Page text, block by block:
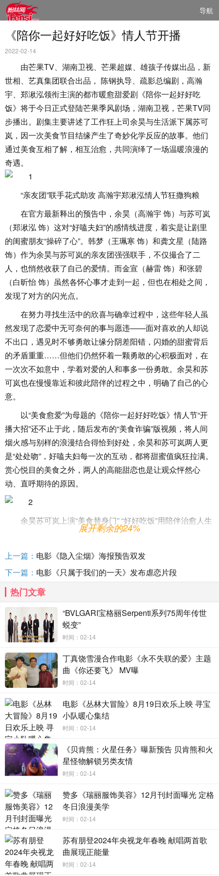
导航
《陪你一起好好吃饭》情人节开播
2022-02-14
由芒果TV、湖南卫视、芒果超媒、雄孩子传媒出品，新
世相、艺真集团联合出品， 陈钢执导、疏影总编剧，高瀚
宇、郑湫泓领衔主演的都市暖愈甜爱剧《陪你一起好好吃
饭》将于今日正式登陆芒果季风剧场，湖南卫视，芒果TV同
步播出。剧集主要讲述了工作狂上司余昊与生活派下属苏可
岚，因一次美食节目结缘产生了奇妙化学反应的故事。他们
通过美食互相了解，相互治愈，共同演绎了一场温暖浪漫的
奇遇。
“亲友团”联手花式助攻 高瀚宇郑湫泓情人节狂撒狗粮
在官方最新释出的预告中，余昊（高瀚宇 饰）与苏可岚
（郑湫泓 饰）这对“好嗑夫妇”的感情线进度，着实是让剧里
的闺蜜朋友“操碎了心”。韩梦（王珮寒 饰）和龚文星（陆路
饰）作为余昊与苏可岚的亲友团强强联手，不仅撮合了二
人，也悄然收获了自己的爱情。而金宣（赫雷 饰）和张碧
（白昕怡 饰）虽然各怀心事才走到一起，但也在相处之间，
发现了对方的闪光点。
在努力寻找生活中的欣喜与确幸过程中，这些年轻人虽
然发现了恋爱中无可奈何的事与愿违——面对喜欢的人却说
不出口，遇见时不够勇敢让缘分阴差阳错，闪婚的甜蜜背后
的矛盾重重……但他们仍然怀着一颗勇敢的心积极面对，在
一次次不如意中，学着对爱的人和事多一份勇敢。余昊和苏
可岚也在慢慢靠近和彼此陪伴的过程之中，明确了自己的心
意。
以“美食愈爱”为母题的《陪你一起好好吃饭》情人节“开
播大招”还不止于此，随后发布的“美食诈骗”版视频，将人间
烟火感与别样的浪漫结合得恰到好处，余昊和苏可岚两人更
是“处处吻”，好嗑夫妇每一次的互动，都将甜蜜值疯狂拉满。
赏心悦目的美食之外，两人的高能甜恋也是让观众怦然心
动、直呼期待的原因。
余昊苏可岚上演“美食替身门” “好好吃饭”用陪伴治愈人生
替身做菜，而让自己的公司陷入了前所未有的公关困境，
《陪你一起好好吃饭》就以这场“美食替身门”所引发的奇妙相
遇展开。一个是公司上下人人畏之的“超载工作狂”苦瓜总裁，
另一个则是坚定“好好吃饭”决心的职场生活派第一人，余昊和
苏可岚这两个从性格到习惯截然不同的人，原本只是毫无交
集的上司与下属，现在却成为了这场危机中，唯一能彼此信
任的队友，为了平息这场公司危机，他们将会如何做出选
最重要的不是吃什么，而是和谁一起吃。有陪伴在身旁
的人，即使是最简单方便的料理，也会有独特的记忆的味
启暖胃治愈的美味旅程，锁定每周一、二22:00湖南卫视、芒
果TV，陪你一起好好吃饭！
展开剩余的24%
上一篇： 电影《隐入尘烟》海报预告双发
下一篇： 电影《只属于我们的一天》发布虐恋片段
热门文章
“BVLGARI宝格丽Serpenti系列75周年传世
蜕变”
时间：02-14
丁真饶雪漫合作电影《永不失联的爱》主题
曲《你还要飞》 MV曝
时间：02-14
电影《丛林大冒险》8月19日欢乐上映 寻宝
小队暖心集结
时间：02-14
《贝肯熊：火星任务》曝新预告 贝肯熊和火
星怪物解锁另类友情
时间：02-14
赞多《瑞丽服饰美容》12月刊封面曝光 定格
冬日浪漫美学
时间：02-14
苏有朋登2024年央视龙年春晚 献唱两首歌
曲展现正能量
时间：02-14